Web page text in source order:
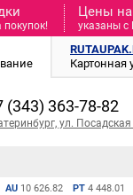
покупок!
Цены на
указаны
Картонная
AU 10 626.82 PT 4 448.01
(343) 363-78-82
ул.